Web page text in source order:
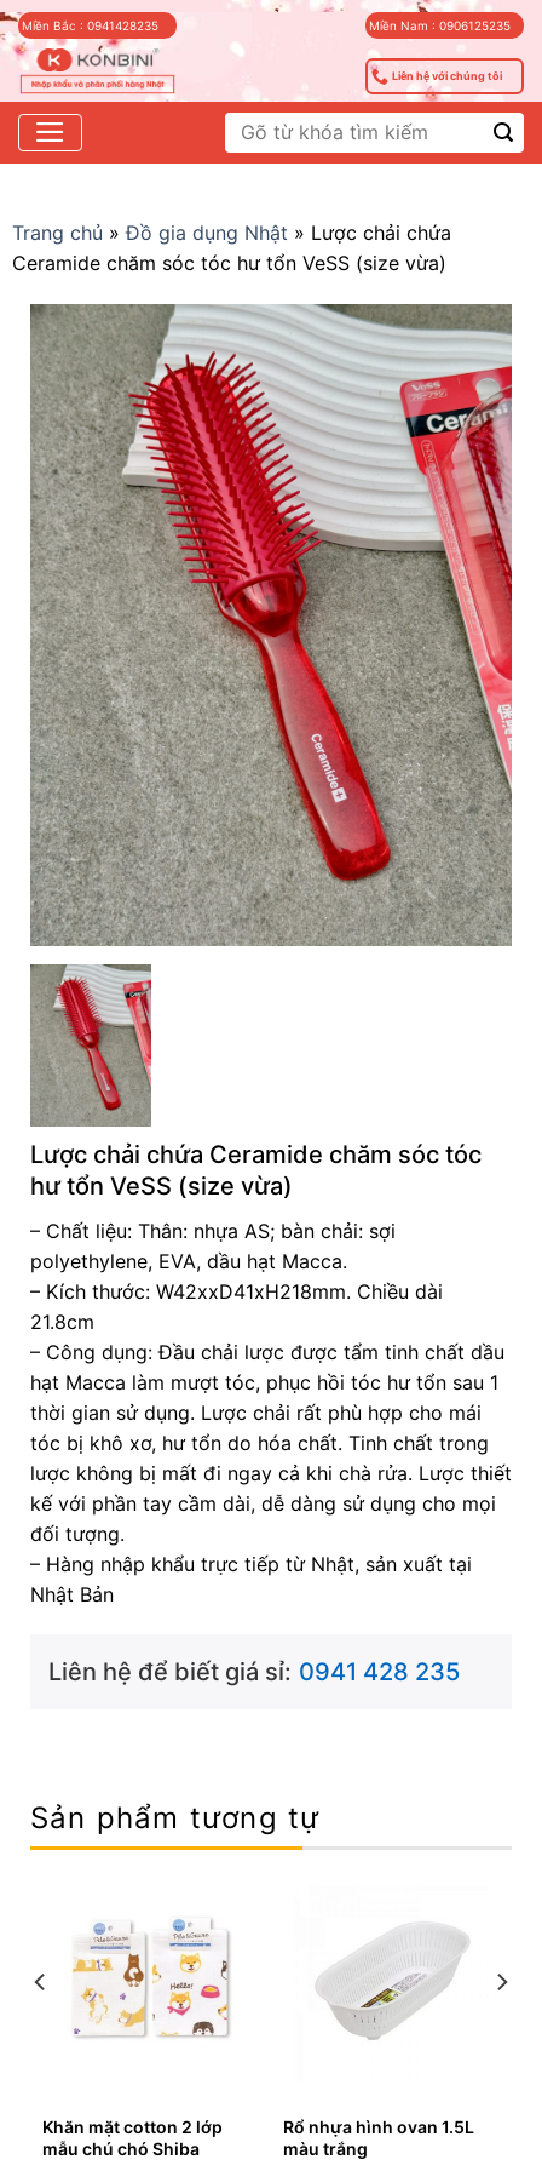
Skip
to
content
Miền Bắc : 0941428235 Miền Nam : 0906125235
Liên hệ với chúng tôi
Tìm
kiếm:
Trang chủ »Đồ gia dụng Nhật » Lược chải chứa
Ceramide chăm sóc tóc hư tổn VeSS (size vừa)
Lược chải chứa Ceramide chăm sóc tóc
hư tổn VeSS (size vừa)
– Chất liệu: Thân: nhựa AS; bàn chải: sợi
polyethylene, EVA, dầu hạt Macca.
– Kích thước: W42xxD41xH218mm. Chiều dài
21.8cm
– Công dụng: Đầu chải lược được tẩm tinh chất dầu
hạt Macca làm mượt tóc, phục hồi tóc hư tổn sau 1
thời gian sử dụng. Lược chải rất phù hợp cho mái
tóc bị khô xơ, hư tổn do hóa chất. Tinh chất trong
lược không bị mất đi ngay cả khi chà rửa. Lược thiết
kế với phần tay cầm dài, dễ dàng sử dụng cho mọi
đối tượng.
– Hàng nhập khẩu trực tiếp từ Nhật, sản xuất tại
Nhật Bản
Liên hệ để biết giá sỉ: 0941 428 235
Sản phẩm tương tự
Khăn mặt cotton 2 lớp
mẫu chú chó Shiba
Rổ nhựa hình ovan 1.5L
màu trắng